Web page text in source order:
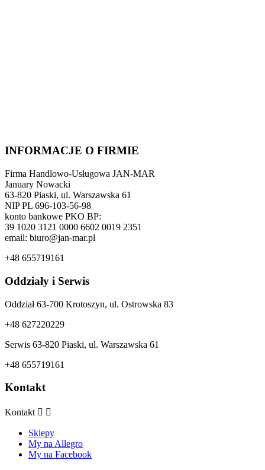
INFORMACJE O FIRMIE
Firma Handlowo-Usługowa JAN-MAR
January Nowacki
63-820 Piaski, ul. Warszawska 61
NIP PL 696-103-56-98
konto bankowe PKO BP:
39 1020 3121 0000 6602 0019 2351
email: biuro@jan-mar.pl
+48 655719161
Oddziały i Serwis
Oddział 63-700 Krotoszyn, ul. Ostrowska 83
+48 627220229
Serwis 63-820 Piaski, ul. Warszawska 61
+48 655719161
Kontakt
Kontakt  
Sklepy
My na Allegro
My na Facebook